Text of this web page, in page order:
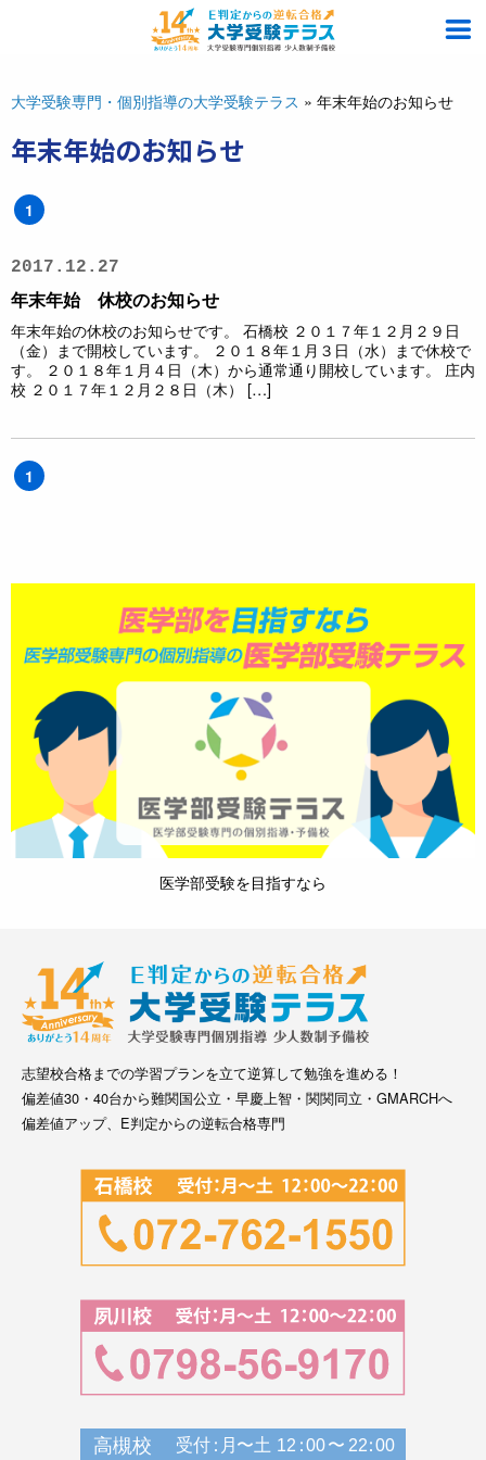
大学受験専門・個別指導の大学受験テラス » 年末年始のお知らせ
年末年始のお知らせ
1
2017.12.27
年末年始 休校のお知らせ
年末年始の休校のお知らせです。 石橋校 ２０１７年１２月２９日
（金）まで開校しています。 ２０１８年１月３日（水）まで休校で
す。 ２０１８年１月４日（木）から通常通り開校しています。 庄内
校 ２０１７年１２月２８日（木） […]
1
医学部受験を目指すなら
志望校合格までの学習プランを立て逆算して勉強を進める！
偏差値30・40台から難関国公立・早慶上智・関関同立・GMARCHへ
偏差値アップ、E判定からの逆転合格専門